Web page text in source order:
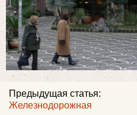
Предыдущая статья:
Железнодорожная